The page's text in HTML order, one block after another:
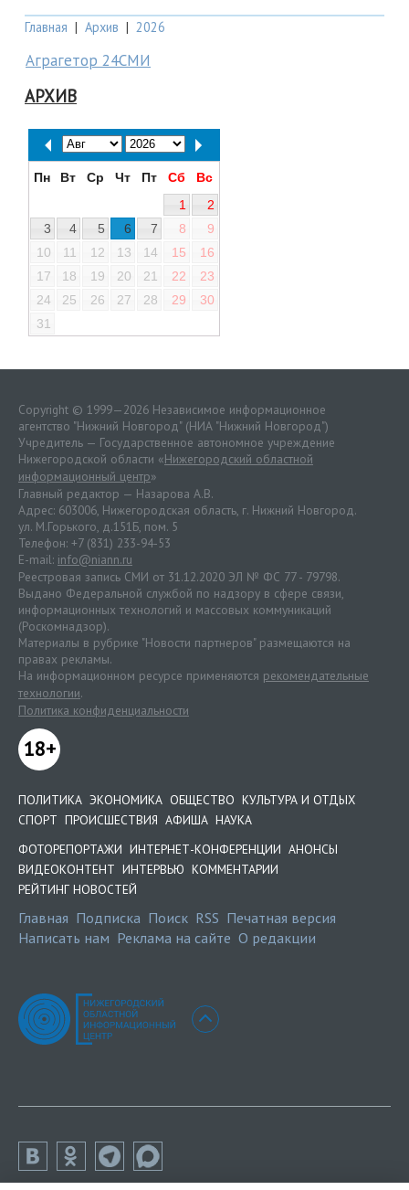
Главная | Архив | 2026
Аграгетор 24СМИ
АРХИВ
Пн Вт Ср Чт Пт Сб
Вс
1
2
3
4 5 6 7 8
9
10
11 12 13 14 15
16
17
18 19 20 21 22
23
24
25 26 27 28 29
30
31
Copyright © 1999—2026 Независимое информационное
агентство "Нижний Новгород" (НИА "Нижний Новгород")
Учредитель — Государственное автономное учреждение
Нижегородской области «Нижегородский областной
информационный центр»
Главный редактор — Назарова А.В.
Адрес: 603006, Нижегородская область, г. Нижний Новгород.
ул. М.Горького, д.151Б, пом. 5
Телефон: +7 (831) 233-94-53
E-mail: info@niann.ru
Реестровая запись СМИ от 31.12.2020 ЭЛ № ФС 77 - 79798.
Выдано Федеральной службой по надзору в сфере связи,
информационных технологий и массовых коммуникаций
(Роскомнадзор).
Материалы в рубрике "Новости партнеров" размещаются на
правах рекламы.
На информационном ресурсе применяются рекомендательные
технологии.
Политика конфиденциальности
18+
ПОЛИТИКА ЭКОНОМИКА ОБЩЕСТВО КУЛЬТУРА И ОТДЫХ
СПОРТ ПРОИСШЕСТВИЯ АФИША НАУКА
ФОТОРЕПОРТАЖИ ИНТЕРНЕТ-КОНФЕРЕНЦИИ АНОНСЫ
ВИДЕОКОНТЕНТ ИНТЕРВЬЮ КОММЕНТАРИИ
РЕЙТИНГ НОВОСТЕЙ
Главная Подписка Поиск RSS Печатная версия
Написать нам Реклама на сайте О редакции